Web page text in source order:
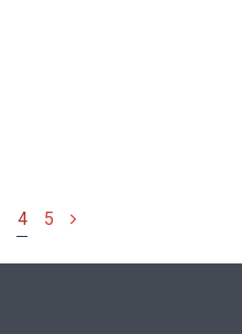
4 5 Suivant